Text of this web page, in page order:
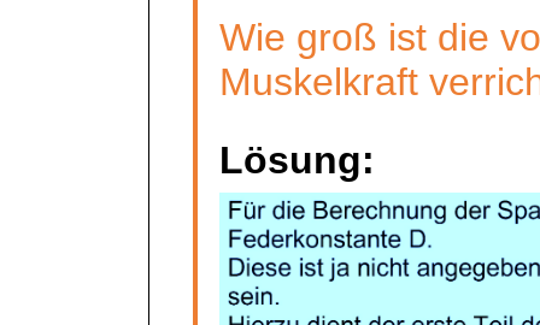
Wie groß ist die
Muskelkraft
Lösung: